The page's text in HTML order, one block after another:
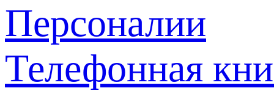
Персоналии
Телефонная